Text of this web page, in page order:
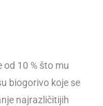
10 % što mu
biogorivo koje se
najrazličitijih